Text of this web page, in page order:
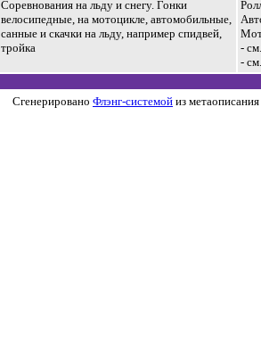
Соревнования на льду и снегу. Гонки
велосипедные, на мотоцикле, автомобильные,
санные и скачки на льду, например спидвей,
тройка
-
-
Сгенерировано Флэнг-системой из